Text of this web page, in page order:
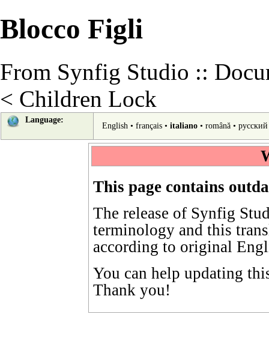
Blocco Figli
From Synfig Studio ::
< Children Lock
Language:
English• français• italiano• română• русский
This page contains
The release of Synfig
terminology and this
according to original
You can help updating
Thank you!